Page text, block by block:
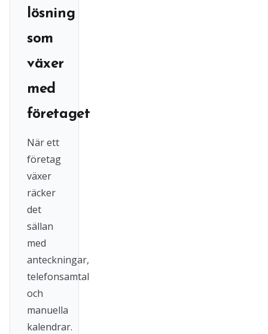
lösning
som
växer
med
företaget
När ett
företag
växer
räcker
det
sällan
med
anteckningar,
telefonsamtal
och
manuella
kalendrar.